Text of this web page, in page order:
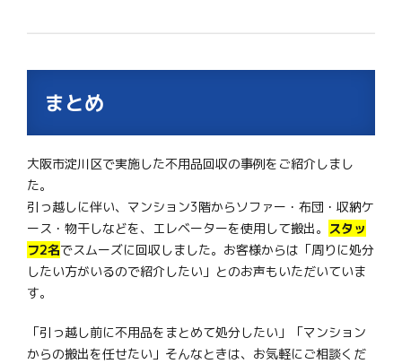
まとめ
大阪市淀川区で実施した不用品回収の事例をご紹介しまし
た。
引っ越しに伴い、マンション3階からソファー・布団・収納ケ
ース・物干しなどを、エレベーターを使用して搬出。 スタッ
フ2名でスムーズに回収しました。お客様からは「周りに処分
したい方がいるので紹介したい」とのお声もいただいていま
す。
「引っ越し前に不用品をまとめて処分したい」「マンション
からの搬出を任せたい」そんなときは、お気軽にご相談くだ